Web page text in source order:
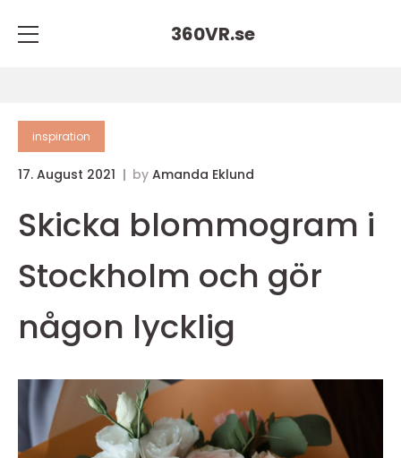
360VR.se
inspiration
17. August 2021 by Amanda Eklund
Skicka blommogram i
Stockholm och gör
någon lycklig